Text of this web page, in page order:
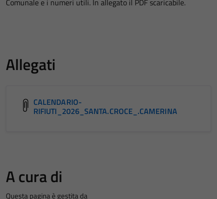
Comunale e i numeri utili. In allegato il PDF scaricabile.
Allegati
CALENDARIO-
RIFIUTI_2026_SANTA.CROCE_.CAMERINA
A cura di
Questa pagina è gestita da